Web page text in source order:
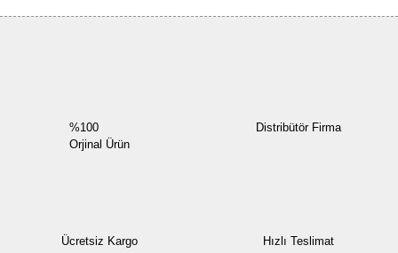
%100
Orjinal Ürün
Distribütör Firma
Ücretsiz Kargo Hızlı Teslimat